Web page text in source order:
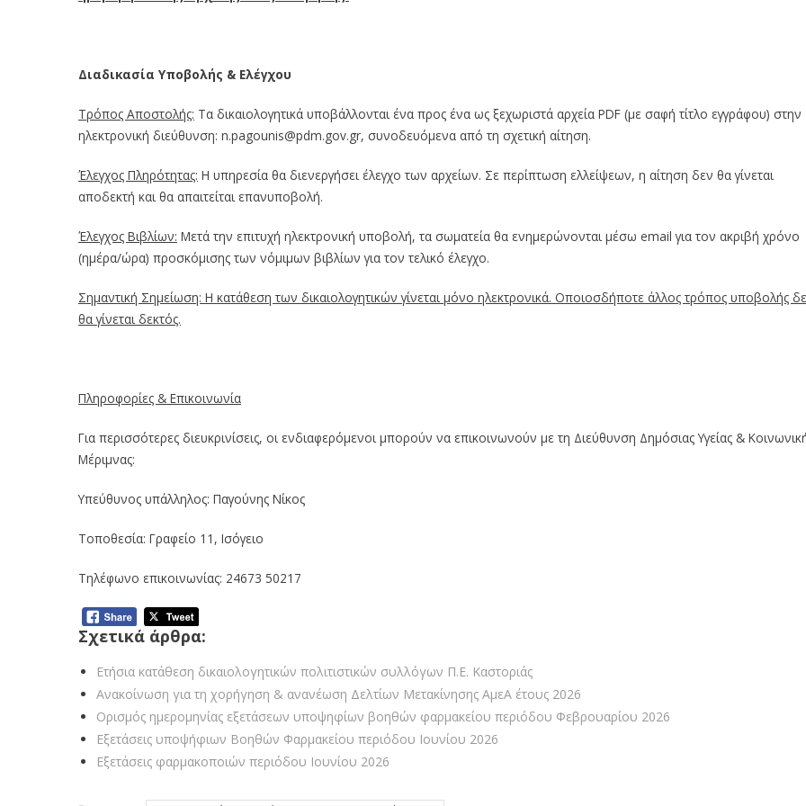
Διαδικασία Υποβολής & Ελέγχου
Τρόπος Αποστολής: Τα δικαιολογητικά υποβάλλονται ένα προς ένα ως ξεχωριστά αρχεία PDF (με σαφή τίτλο εγγράφου) στην
ηλεκτρονική διεύθυνση: n.pagounis@pdm.gov.gr, συνοδευόμενα από τη σχετική αίτηση.
Έλεγχος Πληρότητας: Η υπηρεσία θα διενεργήσει έλεγχο των αρχείων. Σε περίπτωση ελλείψεων, η αίτηση δεν θα γίνεται
αποδεκτή και θα απαιτείται επανυποβολή.
Έλεγχος Βιβλίων: Μετά την επιτυχή ηλεκτρονική υποβολή, τα σωματεία θα ενημερώνονται μέσω email για τον ακριβή χρόνο
(ημέρα/ώρα) προσκόμισης των νόμιμων βιβλίων για τον τελικό έλεγχο.
Σημαντική Σημείωση: Η κατάθεση των δικαιολογητικών γίνεται μόνο ηλεκτρονικά. Οποιοσδήποτε άλλος τρόπος υποβολής
θα γίνεται δεκτός.
Πληροφορίες & Επικοινωνία
Για περισσότερες διευκρινίσεις, οι ενδιαφερόμενοι μπορούν να επικοινωνούν με τη Διεύθυνση Δημόσιας Υγείας &
Μέριμνας:
Υπεύθυνος υπάλληλος: Παγούνης Νίκος
Τοποθεσία: Γραφείο 11, Ισόγειο
Τηλέφωνο επικοινωνίας: 24673 50217
Σχετικά άρθρα:
Ετήσια κατάθεση δικαιολογητικών πολιτιστικών συλλόγων Π.Ε. Καστοριάς
Ανακοίνωση για τη χορήγηση & ανανέωση Δελτίων Μετακίνησης ΑμεΑ έτους 2026
Ορισμός ημερομηνίας εξετάσεων υποψηφίων βοηθών φαρμακείου περιόδου Φεβρουαρίου 2026
Εξετάσεις υποψήφιων Βοηθών Φαρμακείου περιόδου Ιουνίου 2026
Εξετάσεις φαρμακοποιών περιόδου Ιουνίου 2026